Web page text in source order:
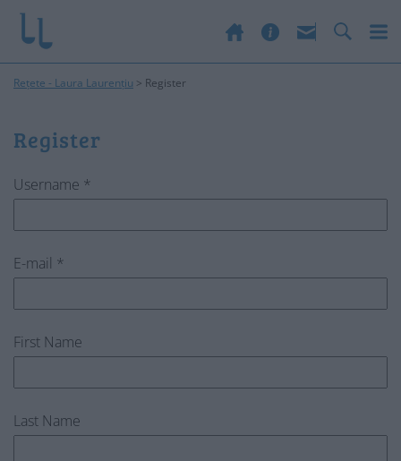
Rețete - Laura Laurențiu > Register
Register
Username *
E-mail *
First Name
Last Name